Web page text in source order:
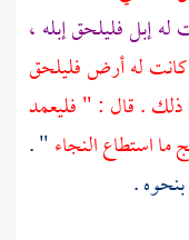
له إبل فليلحق إبله ،
له أرض فليلحق
. قال : " فليعمد
استطاع النجاء" .
بنحوه .